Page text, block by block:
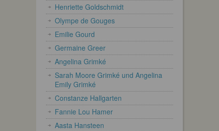
Henriette Goldschmidt
Olympe de Gouges
Emilie Gourd
Germaine Greer
Angelina Grimké
Sarah Moore Grimké und Angelina
Emily Grimké
Constanze Hallgarten
Fannie Lou Hamer
Aasta Hansteen